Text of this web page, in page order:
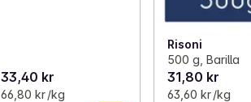
33,40 kr
66,80 kr /kg
Risoni
500 g, Barilla
31,80 kr
63,60 kr /kg